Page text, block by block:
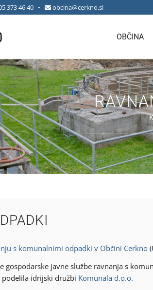
373 46 40• obcina@cerkno.si
OBČINA
s komunalnimi odpadki v Občini Cerkno
gospodarske javne službe ravnanja s
podelila idrijski družbi Komunala d.o.o.